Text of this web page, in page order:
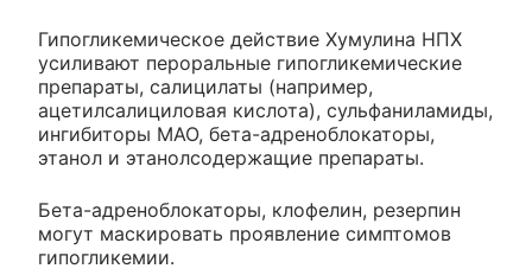
Гипогликемическое действие Хумулина НПХ
усиливают пероральные гипогликемические
препараты, салицилаты (например,
ацетилсалициловая кислота), сульфаниламиды,
ингибиторы МАО, бета-адреноблокаторы,
этанол и этанолсодержащие препараты.
Бета-адреноблокаторы, клофелин, резерпин
могут маскировать проявление симптомов
гипогликемии.